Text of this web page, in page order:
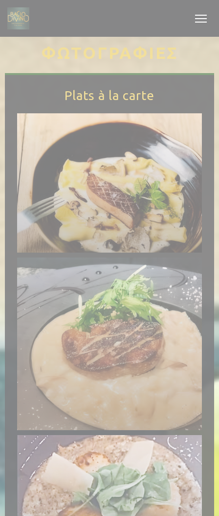
Πίνακας διαχείρισης "Μπισκότων" (Cookies)
ΦΩΤΟΓΡΑΦΊΕΣ
Plats à la carte